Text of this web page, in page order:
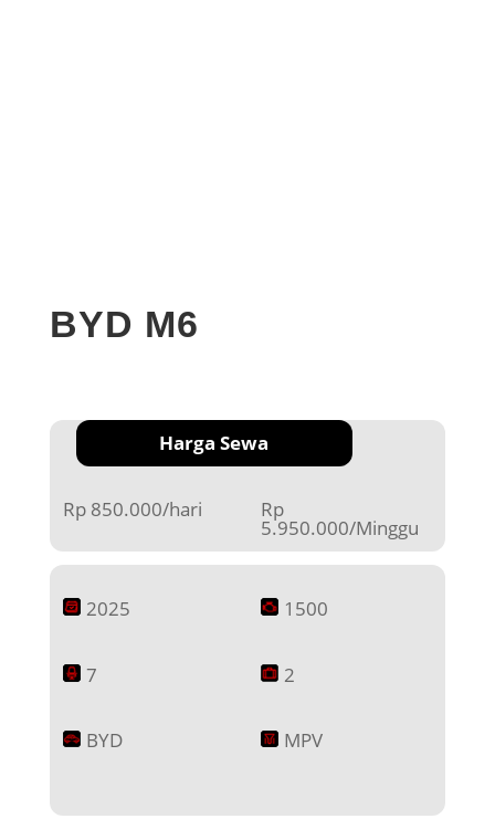
BYD M6
Harga Sewa
Rp 850.000/hari Rp
5.950.000/Minggu
2025 1500
7 2
BYD MPV